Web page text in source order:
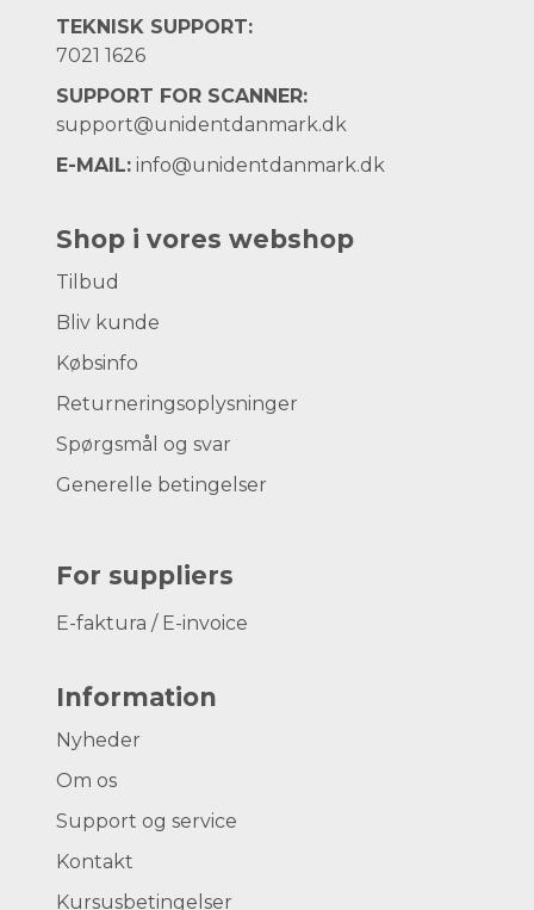
TEKNISK SUPPORT:
7021 1626
SUPPORT FOR SCANNER:
support@unidentdanmark.dk
E-MAIL: info@unidentdanmark.dk
Shop i vores webshop
Tilbud
Bliv kunde
Købsinfo
Returneringsoplysninger
Spørgsmål og svar
Generelle betingelser
For suppliers
E-faktura / E-invoice
Information
Nyheder
Om os
Support og service
Kontakt
Kursusbetingelser